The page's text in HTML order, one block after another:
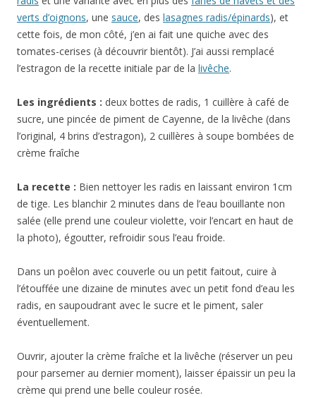
verts d’oignons, une sauce, des lasagnes radis/épinards), et
cette fois, de mon côté, j’en ai fait une quiche avec des
tomates-cerises (à découvrir bientôt). J’ai aussi remplacé
l’estragon de la recette initiale par de la livêche.
Les ingrédients : deux bottes de radis, 1 cuillère à café de
sucre, une pincée de piment de Cayenne, de la livêche (dans
l’original, 4 brins d’estragon), 2 cuillères à soupe bombées de
crème fraîche
La recette : Bien nettoyer les radis en laissant environ 1cm
de tige. Les blanchir 2 minutes dans de l’eau bouillante non
salée (elle prend une couleur violette, voir l’encart en haut de
la photo), égoutter, refroidir sous l’eau froide.
Dans un poêlon avec couverle ou un petit faitout, cuire à
l’étouffée une dizaine de minutes avec un petit fond d’eau les
radis, en saupoudrant avec le sucre et le piment, saler
éventuellement.
Ouvrir, ajouter la crème fraîche et la livêche (réserver un peu
pour parsemer au dernier moment), laisser épaissir un peu la
crème qui prend une belle couleur rosée.